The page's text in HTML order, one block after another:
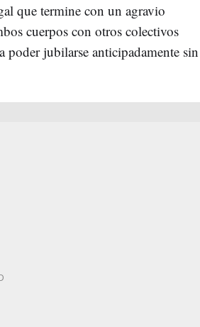
que termine con un agravio
cuerpos con otros colectivos
poder jubilarse anticipadamente sin